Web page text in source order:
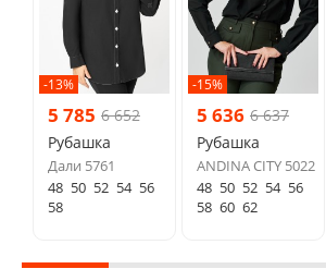
-13%
5 785 6 652
Рубашка
Дали 5761
48 50 52 54 56
58
-15%
5 636 6 637
Рубашка
ANDINA CITY 5022
48 50 52 54 56
58 60 62